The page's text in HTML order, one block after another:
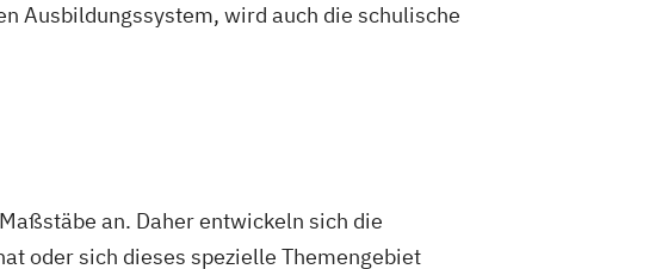
Ausbildungssystem, wird auch die schulische
an. Daher entwickeln sich die
oder sich dieses spezielle Themengebiet